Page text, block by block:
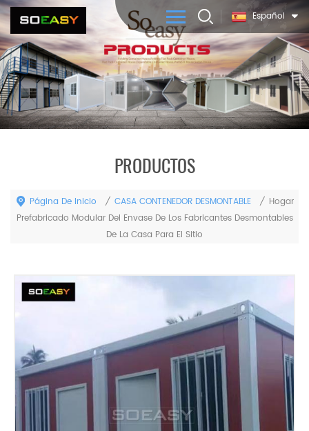
Español
PRODUCTOS
Página De Inicio / CASA CONTENEDOR DESMONTABLE / Hogar
Prefabricado Modular Del Envase De Los Fabricantes Desmontables
De La Casa Para El Sitio